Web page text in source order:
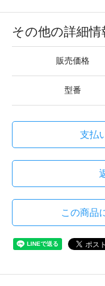
その他の詳細情
販売価格
型番
支払
この商品